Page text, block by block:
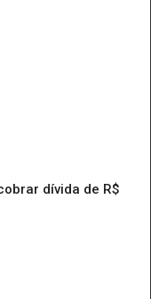
dívida de R$